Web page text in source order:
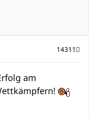
14311
am